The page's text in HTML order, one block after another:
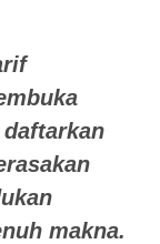
makna.